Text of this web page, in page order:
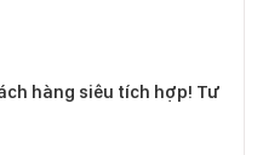
hàng siêu tích hợp! Tư